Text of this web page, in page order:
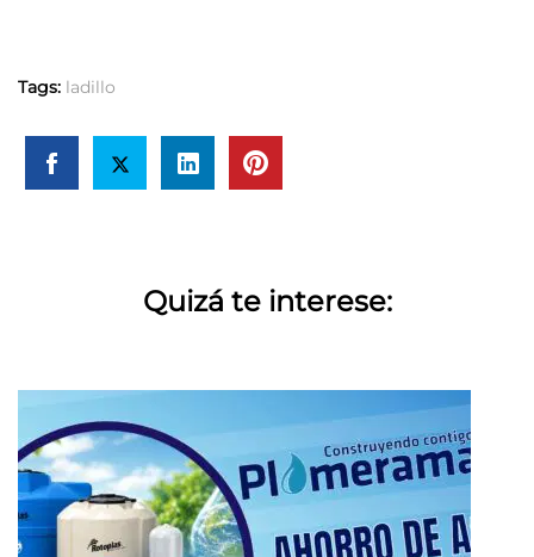
Tags: ladillo
Quizá te interese: